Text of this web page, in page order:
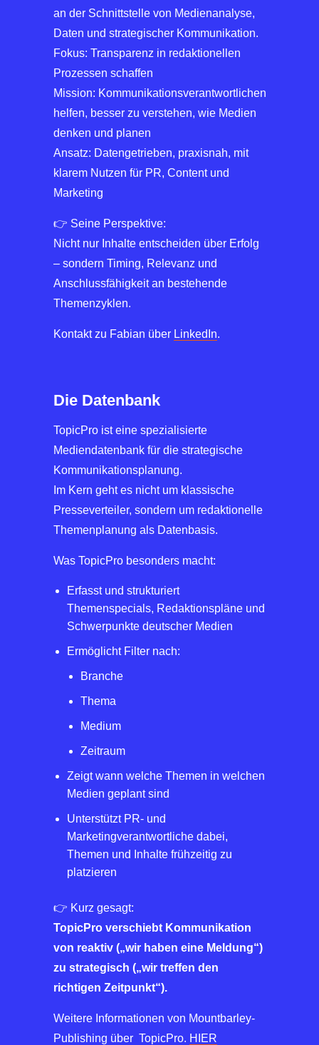
an der Schnittstelle von Medienanalyse,
Daten und strategischer Kommunikation.
Fokus: Transparenz in redaktionellen
Prozessen schaffen
Mission: Kommunikationsverantwortlichen
helfen, besser zu verstehen, wie Medien
denken und planen
Ansatz: Datengetrieben, praxisnah, mit
klarem Nutzen für PR, Content und
Marketing
👉 Seine Perspektive:
Nicht nur Inhalte entscheiden über Erfolg
– sondern Timing, Relevanz und
Anschlussfähigkeit an bestehende
Themenzyklen.
Kontakt zu Fabian über LinkedIn.
Die Datenbank
TopicPro ist eine spezialisierte
Mediendatenbank für die strategische
Kommunikationsplanung.
Im Kern geht es nicht um klassische
Presseverteiler, sondern um redaktionelle
Themenplanung als Datenbasis.
Was TopicPro besonders macht:
Erfasst und strukturiert
Themenspecials, Redaktionspläne und
Schwerpunkte deutscher Medien
Ermöglicht Filter nach:
Branche
Thema
Medium
Zeitraum
Zeigt wann welche Themen in welchen
Medien geplant sind
Unterstützt PR- und
Marketingverantwortliche dabei,
Themen und Inhalte frühzeitig zu
platzieren
👉 Kurz gesagt:
TopicPro verschiebt Kommunikation
von reaktiv („wir haben eine Meldung“)
zu strategisch („wir treffen den
richtigen Zeitpunkt“).
Weitere Informationen von Mountbarley-
Publishing über TopicPro. HIER